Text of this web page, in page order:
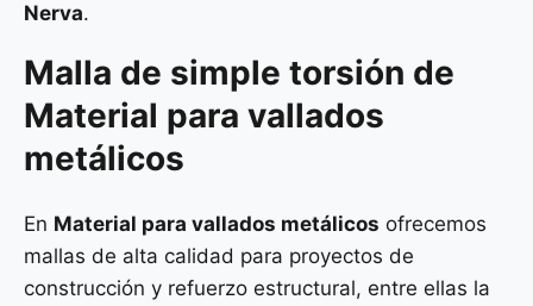
Nerva.
Malla de simple torsión de
Material para vallados
metálicos
En Material para vallados metálicos ofrecemos
mallas de alta calidad para proyectos de
construcción y refuerzo estructural, entre ellas la